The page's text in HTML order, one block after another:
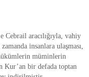
Cebrail aracılığıyla, vahiy
insanlara ulaşması,
müminlerin
Kur’an bir defada toptan